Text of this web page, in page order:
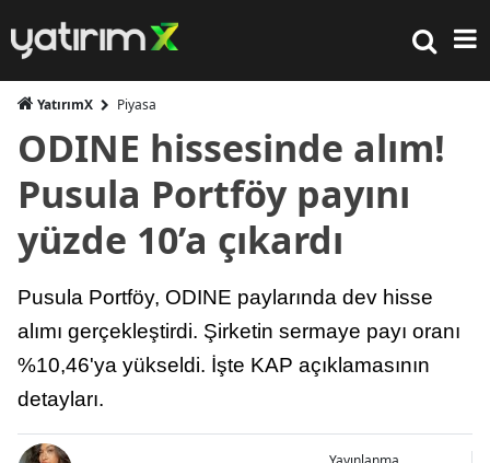
YatırımX Piyasa
ODINE hissesinde alım!
Pusula Portföy payını
yüzde 10’a çıkardı
Pusula Portföy, ODINE paylarında dev hisse
alımı gerçekleştirdi. Şirketin sermaye payı oranı
%10,46'ya yükseldi. İşte KAP açıklamasının
detayları.